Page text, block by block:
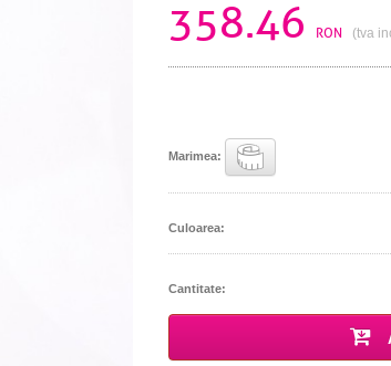
358.46 RON (tva
Marimea:
Culoarea:
Cantitate: